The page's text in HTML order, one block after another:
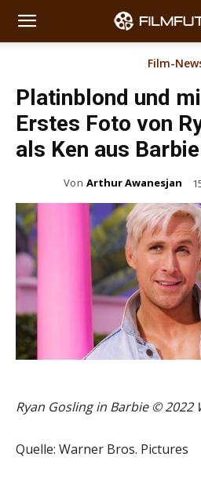
Film-
Platinblond und
Erstes Foto von
als Ken aus Barbie
Von Arthur Awanesjan
Ryan Gosling in Barbie © 2022
Quelle: Warner Bros. Pictures